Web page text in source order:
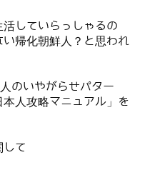
していらっしゃるの
帰化朝鮮人？と思われ
のいやがらせパター
本人攻略マニュアル」を
して